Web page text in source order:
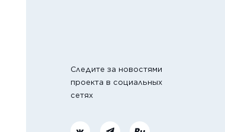
Следите за новостями
проекта в социальных
сетях